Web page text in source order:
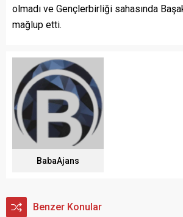
olmadı ve Gençlerbirliği sahasında
mağlup etti.
BabaAjans
Benzer Konular